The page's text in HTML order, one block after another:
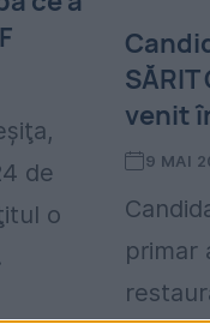
de
o
venit
9 MAI
primar